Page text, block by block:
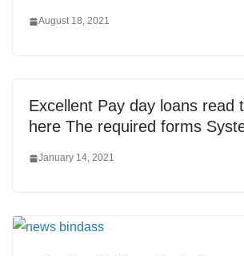
August 18, 2021
Excellent Pay day loans read
here The required forms
January 14, 2021